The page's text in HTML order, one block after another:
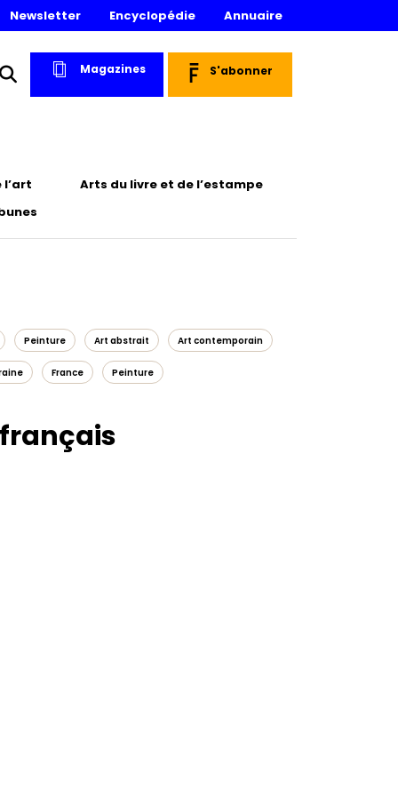
Newsletter Encyclopédie Annuaire
Magazines S'abonner
l’art
Arts du livre et de l’estampe
Peinture Art abstrait Art contemporain
France Peinture